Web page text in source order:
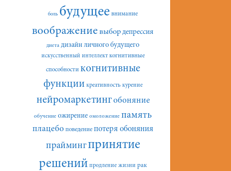
боль будущее внимание
воображение выбор депрессия
диета дизайн личного будущего
искусственный интеллект когнитивные
способности когнитивные
функции креативность курение
нейромаркетингобоняние
обучение ожирение омоложение память
плацебо поведение потеря обоняния
праймингпринятие
решений продление жизни рак